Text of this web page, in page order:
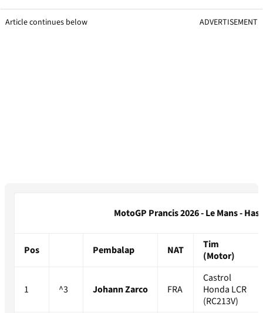
Article continues below ADVERTISEMENT
MotoGP Prancis 2026 - Le Mans -
Pos Pembalap NAT
Tim
(Motor)
1 ^3 Johann Zarco FRA
Castrol
Honda LCR
(RC213V)